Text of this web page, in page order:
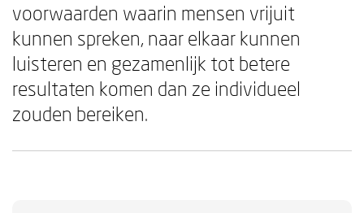
voorwaarden waarin mensen vrijuit
kunnen spreken, naar elkaar kunnen
luisteren en gezamenlijk tot betere
resultaten komen dan ze individueel
zouden bereiken.